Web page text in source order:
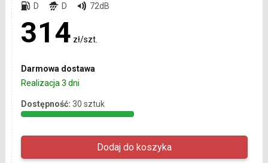
D D 72dB
314 zł/szt.
Darmowa dostawa
Realizacja 3 dni
Dostępność: 30 sztuk